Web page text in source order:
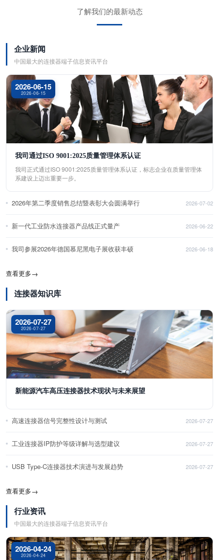
了解我们的最新动态
企业新闻
中国最大的连接器端子信息资讯平台
2026-06-15
2026-06-15
我司通过ISO 9001:2025质量管理体系认证
我司正式通过ISO 9001:2025质量管理体系认证，标志企业在质量管理体
系建设上迈出重要一步。
2026年第二季度销售总结暨表彰大会圆满举行 2026-07-02
新一代工业防水连接器产品线正式量产 2026-06-22
我司参展2026年德国慕尼黑电子展收获丰硕 2026-06-18
查看更多→
连接器知识库
2026-07-27
2026-07-27
新能源汽车高压连接器技术现状与未来展望
高速连接器信号完整性设计与测试 2026-07-27
工业连接器IP防护等级详解与选型建议 2026-07-27
USB Type-C连接器技术演进与发展趋势 2026-07-27
查看更多→
行业资讯
中国最大的连接器端子信息资讯平台
2026-04-24
2026-04-24